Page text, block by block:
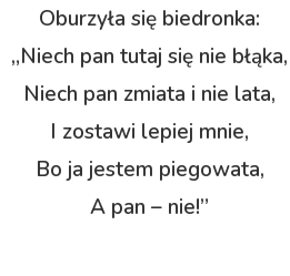
Oburzyła się biedronka:
„Niech pan tutaj się nie błąka,
Niech pan zmiata i nie lata,
I zostawi lepiej mnie,
Bo ja jestem piegowata,
A pan – nie!”